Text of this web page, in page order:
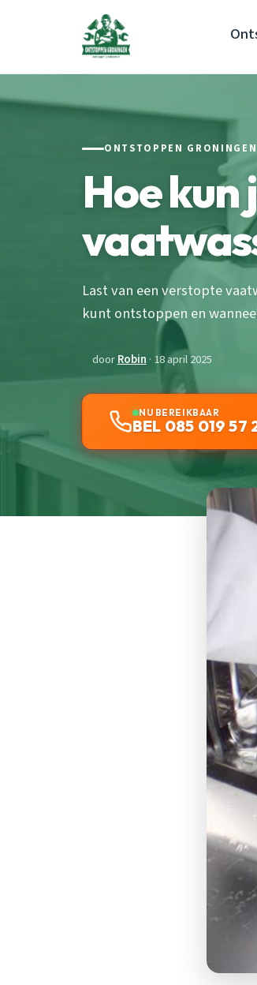
ONTSTOPPEN GRONINGEN
Hoe kun
Last van een verstopte
kunt ontstoppen en
doorRobin · 18 april 2025
NU BEREIKBAAR
BEL 085 019 57